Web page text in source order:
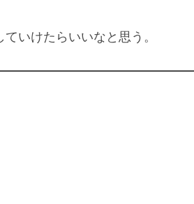
いけたらいいなと思う。